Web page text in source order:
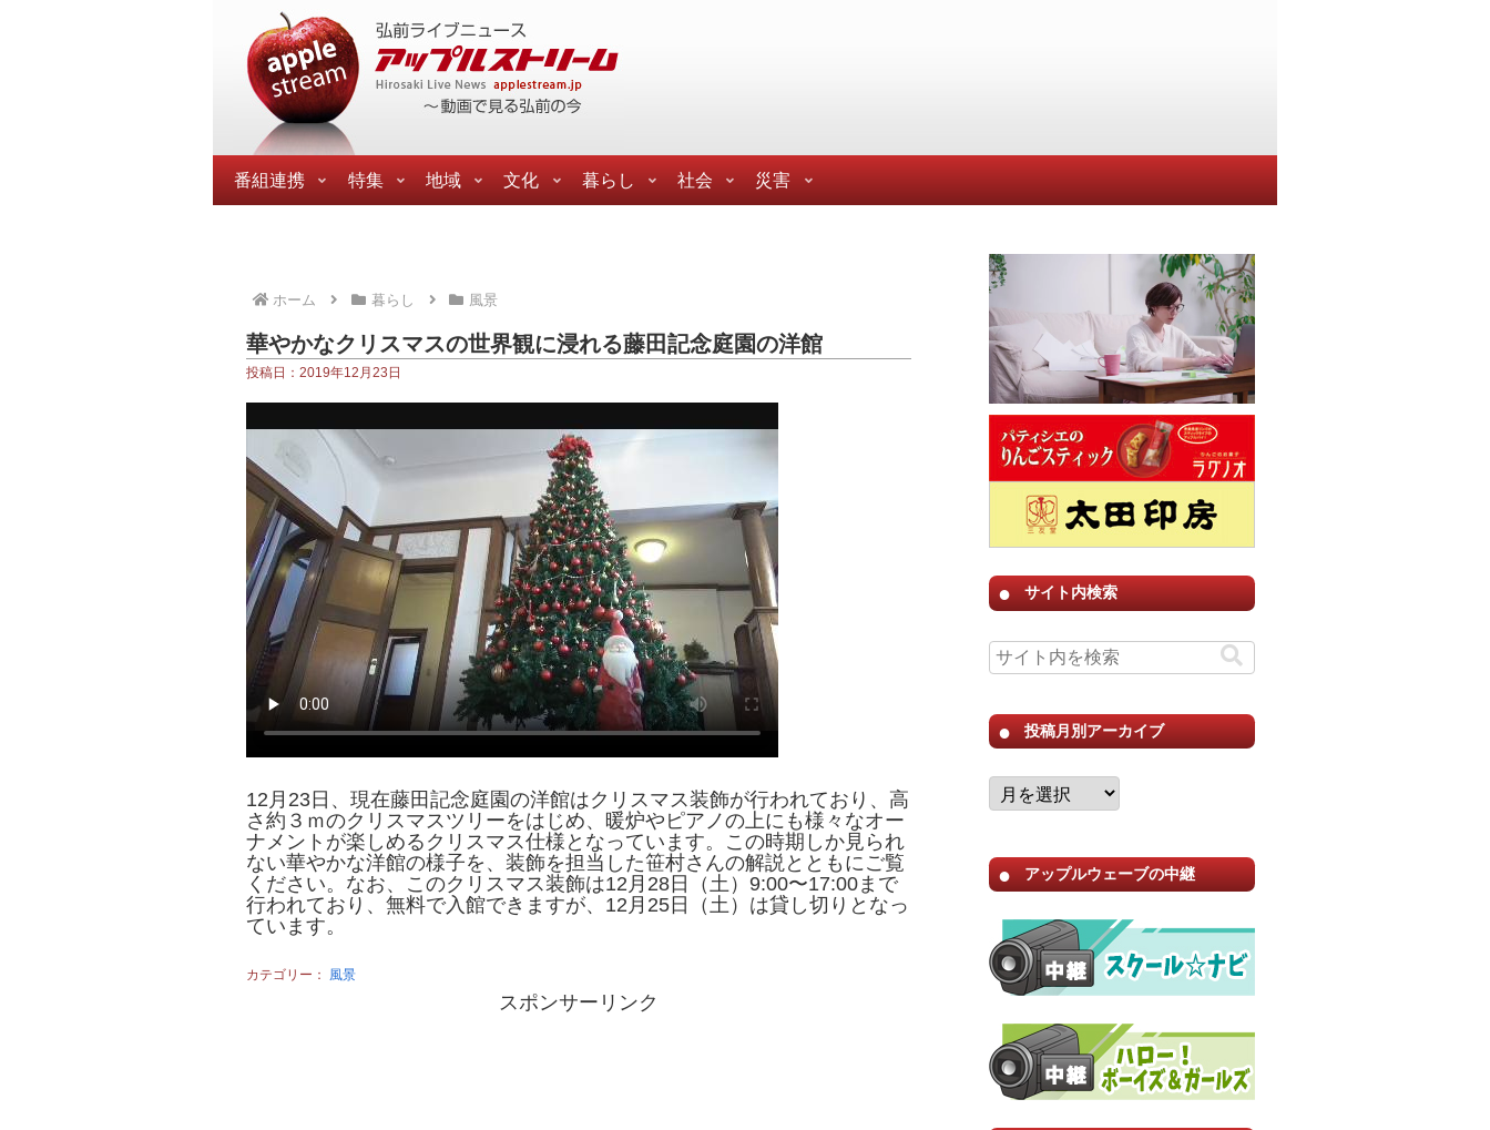
番組連携 特集 地域 文化 暮らし 社会 災害
ホーム 暮らし 風景
華やかなクリスマスの世界観に浸れる藤田記念庭園の洋館
投稿日：2019年12月23日
12月23日、現在藤田記念庭園の洋館はクリスマス装飾が行われており、高
さ約３ｍのクリスマスツリーをはじめ、暖炉やピアノの上にも様々なオー
ナメントが楽しめるクリスマス仕様となっています。この時期しか見られ
ない華やかな洋館の様子を、装飾を担当した笹村さんの解説とともにご覧
ください。なお、このクリスマス装飾は12月28日（土）9:00〜17:00まで
行われており、無料で入館できますが、12月25日（土）は貸し切りとなっ
ています。
カテゴリー： 風景
スポンサーリンク
サイト内検索
投稿月別アーカイブ
アップルウェーブの中継